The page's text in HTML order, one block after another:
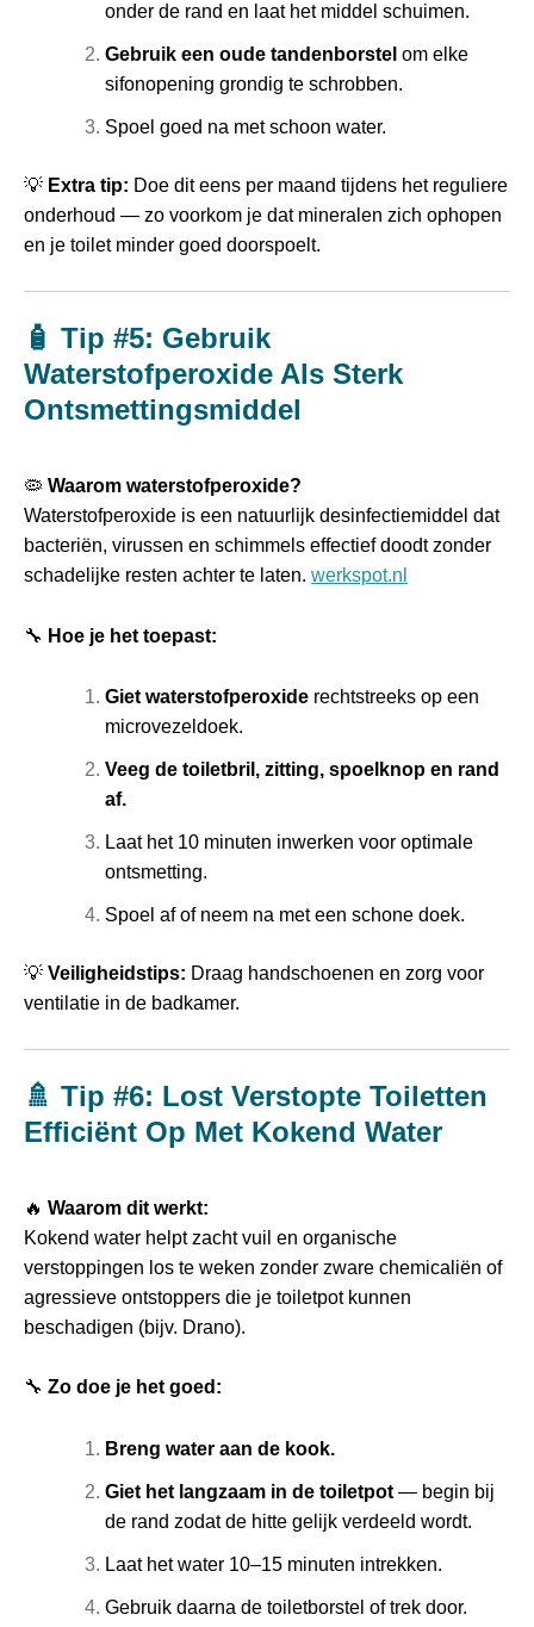
onder de rand en laat het middel schuimen.
Gebruik een oude tandenborstel om elke
sifonopening grondig te schrobben.
Spoel goed na met schoon water.
💡 Extra tip: Doe dit eens per maand tijdens het reguliere
onderhoud — zo voorkom je dat mineralen zich ophopen
en je toilet minder goed doorspoelt.
🧴 Tip #5: Gebruik
Waterstofperoxide Als Sterk
Ontsmettingsmiddel
🦠 Waarom waterstofperoxide?
Waterstofperoxide is een natuurlijk desinfectiemiddel dat
bacteriën, virussen en schimmels effectief doodt zonder
schadelijke resten achter te laten. werkspot.nl
🔧 Hoe je het toepast:
Giet waterstofperoxide rechtstreeks op een
microvezeldoek.
Veeg de toiletbril, zitting, spoelknop en rand
af.
Laat het 10 minuten inwerken voor optimale
ontsmetting.
Spoel af of neem na met een schone doek.
💡 Veiligheidstips: Draag handschoenen en zorg voor
ventilatie in de badkamer.
🚿 Tip #6: Lost Verstopte Toiletten
Efficiënt Op Met Kokend Water
🔥 Waarom dit werkt:
Kokend water helpt zacht vuil en organische
verstoppingen los te weken zonder zware chemicaliën of
agressieve ontstoppers die je toiletpot kunnen
beschadigen (bijv. Drano).
🔧 Zo doe je het goed:
Breng water aan de kook.
Giet het langzaam in de toiletpot — begin bij
de rand zodat de hitte gelijk verdeeld wordt.
Laat het water 10–15 minuten intrekken.
Gebruik daarna de toiletborstel of trek door.